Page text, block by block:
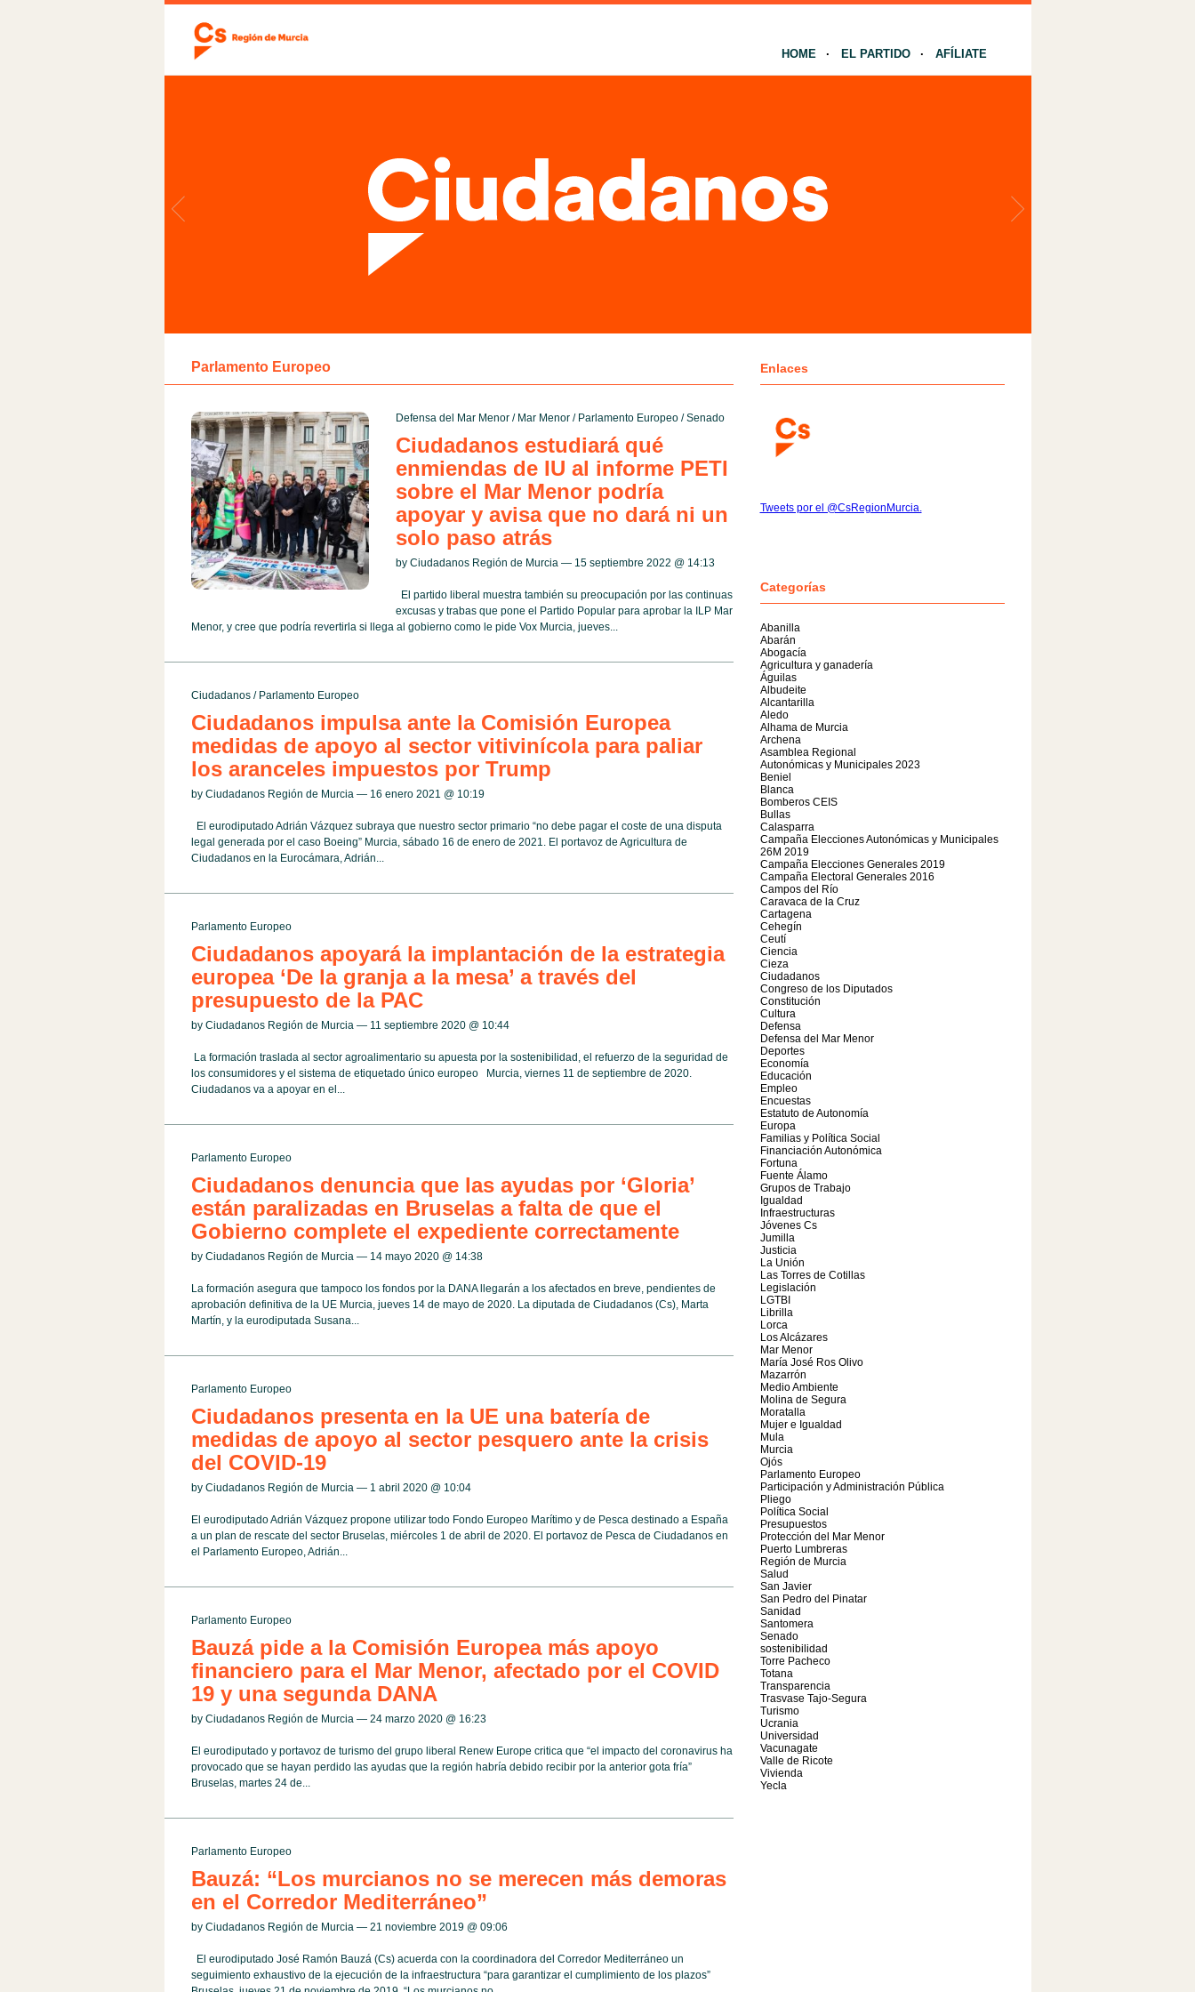
HOME EL PARTIDO AFÍLIATE
Parlamento Europeo
Defensa del Mar Menor/ Mar Menor/ Parlamento Europeo/Senado
Ciudadanos estudiará qué
enmiendas de IU al informe PETI
sobre el Mar Menor podría
apoyar y avisa que no dará ni un
solo paso atrás
by Ciudadanos Región de Murcia — 15 septiembre 2022 @ 14:13
El partido liberal muestra también su preocupación por las continuas
excusas y trabas que pone el Partido Popular para aprobar la ILP Mar
Menor, y cree que podría revertirla si llega al gobierno como le pide Vox Murcia, jueves...
Ciudadanos/ Parlamento Europeo
Ciudadanos impulsa ante la Comisión Europea
medidas de apoyo al sector vitivinícola para paliar
los aranceles impuestos por Trump
by Ciudadanos Región de Murcia — 16 enero 2021 @ 10:19
El eurodiputado Adrián Vázquez subraya que nuestro sector primario “no debe pagar el coste de una disputa
legal generada por el caso Boeing” Murcia, sábado 16 de enero de 2021. El portavoz de Agricultura de
Ciudadanos en la Eurocámara, Adrián...
Parlamento Europeo
Ciudadanos apoyará la implantación de la estrategia
europea ‘De la granja a la mesa’ a través del
presupuesto de la PAC
by Ciudadanos Región de Murcia — 11 septiembre 2020 @ 10:44
La formación traslada al sector agroalimentario su apuesta por la sostenibilidad, el refuerzo de la seguridad de
los consumidores y el sistema de etiquetado único europeo Murcia, viernes 11 de septiembre de 2020.
Ciudadanos va a apoyar en el...
Parlamento Europeo
Ciudadanos denuncia que las ayudas por ‘Gloria’
están paralizadas en Bruselas a falta de que el
Gobierno complete el expediente correctamente
by Ciudadanos Región de Murcia — 14 mayo 2020 @ 14:38
La formación asegura que tampoco los fondos por la DANA llegarán a los afectados en breve, pendientes de
aprobación definitiva de la UE Murcia, jueves 14 de mayo de 2020. La diputada de Ciudadanos (Cs), Marta
Martín, y la eurodiputada Susana...
Parlamento Europeo
Ciudadanos presenta en la UE una batería de
medidas de apoyo al sector pesquero ante la crisis
del COVID-19
by Ciudadanos Región de Murcia — 1 abril 2020 @ 10:04
El eurodiputado Adrián Vázquez propone utilizar todo Fondo Europeo Marítimo y de Pesca destinado a España
a un plan de rescate del sector Bruselas, miércoles 1 de abril de 2020. El portavoz de Pesca de Ciudadanos en
el Parlamento Europeo, Adrián...
Parlamento Europeo
Bauzá pide a la Comisión Europea más apoyo
financiero para el Mar Menor, afectado por el COVID
19 y una segunda DANA
by Ciudadanos Región de Murcia — 24 marzo 2020 @ 16:23
El eurodiputado y portavoz de turismo del grupo liberal Renew Europe critica que “el impacto del coronavirus ha
provocado que se hayan perdido las ayudas que la región habría debido recibir por la anterior gota fría”
Bruselas, martes 24 de...
Parlamento Europeo
Bauzá: “Los murcianos no se merecen más demoras
en el Corredor Mediterráneo”
by Ciudadanos Región de Murcia — 21 noviembre 2019 @ 09:06
El eurodiputado José Ramón Bauzá (Cs) acuerda con la coordinadora del Corredor Mediterráneo un
seguimiento exhaustivo de la ejecución de la infraestructura “para garantizar el cumplimiento de los plazos”
Enlaces
Tweets por el @CsRegionMurcia.
Categorías
Abanilla
Abarán
Abogacía
Agricultura y ganadería
Águilas
Albudeite
Alcantarilla
Aledo
Alhama de Murcia
Archena
Asamblea Regional
Autonómicas y Municipales 2023
Beniel
Blanca
Bomberos CEIS
Bullas
Calasparra
Campaña Elecciones Autonómicas y Municipales
26M 2019
Campaña Elecciones Generales 2019
Campaña Electoral Generales 2016
Campos del Río
Caravaca de la Cruz
Cartagena
Cehegín
Ceutí
Ciencia
Cieza
Ciudadanos
Congreso de los Diputados
Constitución
Cultura
Defensa
Defensa del Mar Menor
Deportes
Economía
Educación
Empleo
Encuestas
Estatuto de Autonomía
Europa
Familias y Política Social
Financiación Autonómica
Fortuna
Fuente Álamo
Grupos de Trabajo
Igualdad
Infraestructuras
Jóvenes Cs
Jumilla
Justicia
La Unión
Las Torres de Cotillas
Legislación
LGTBI
Librilla
Lorca
Los Alcázares
Mar Menor
María José Ros Olivo
Mazarrón
Medio Ambiente
Molina de Segura
Moratalla
Mujer e Igualdad
Mula
Murcia
Ojós
Parlamento Europeo
Participación y Administración Pública
Pliego
Política Social
Presupuestos
Protección del Mar Menor
Puerto Lumbreras
Región de Murcia
Salud
San Javier
San Pedro del Pinatar
Sanidad
Santomera
Senado
sostenibilidad
Torre Pacheco
Totana
Transparencia
Trasvase Tajo-Segura
Turismo
Ucrania
Universidad
Vacunagate
Valle de Ricote
Vivienda
Yecla